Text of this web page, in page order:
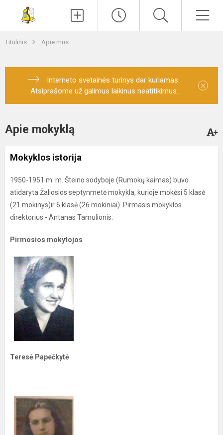
Titulinis Apie mus
Interneto svetainės turinys dar kuriamas.
Atsiprašome už galimus laikinus neatitikimus.
×
Apie mokyklą
Mokyklos istorija
1950-1951 m. m. Šteino sodyboje (Rumokų kaimas) buvo
atidaryta Žaliosios septynmetė mokykla, kurioje mokėsi 5 klasė
(21 mokinys)ir 6 klasė (26 mokiniai). Pirmasis mokyklos
direktorius - Antanas Tamulionis.
Pirmosios mokytojos
Teresė Papečkytė